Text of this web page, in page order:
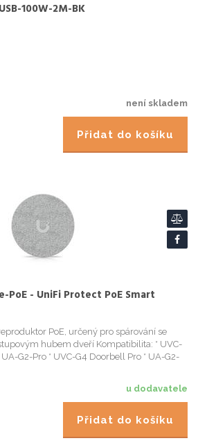
100W-2M-BK
není skladem
Přidat do košíku
PoE - UniFi Protect PoE Smart
PoE, určený pro spárování se
hubem dveří Kompatibilita: * UVC-
G2-Pro * UVC-G4 Doorbell Pro * UA-G2-
u dodavatele
Přidat do košíku